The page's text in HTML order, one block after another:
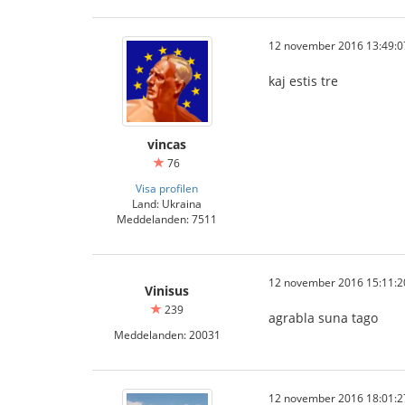
vincas
76
Visa profilen
Land: Ukraina
Meddelanden: 7511
12 november 2016
kaj estis tre
Vinisus
239
Meddelanden: 20031
12 november 2016
agrabla suna tago
12 november 2016